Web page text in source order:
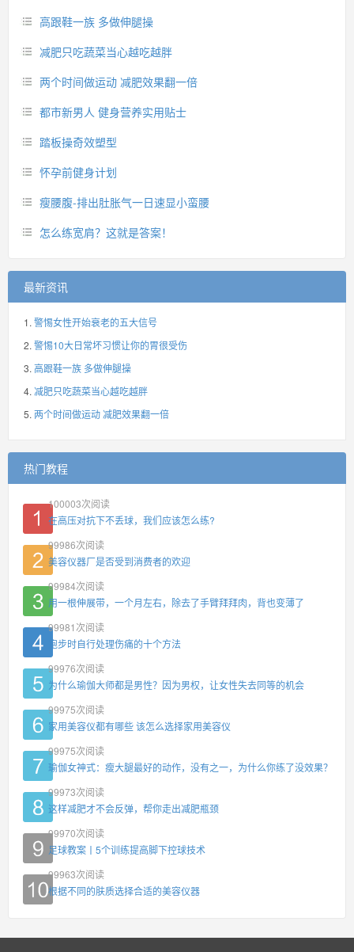
高跟鞋一族 多做伸腿操
减肥只吃蔬菜当心越吃越胖
两个时间做运动 减肥效果翻一倍
都市新男人 健身营养实用贴士
踏板操奇效塑型
怀孕前健身计划
瘦腰腹-排出肚胀气一日速显小蛮腰
怎么练宽肩？这就是答案！
最新资讯
警惕女性开始衰老的五大信号
警惕10大日常坏习惯让你的胃很受伤
高跟鞋一族 多做伸腿操
减肥只吃蔬菜当心越吃越胖
两个时间做运动 减肥效果翻一倍
热门教程
100003次阅读
在高压对抗下不丢球，我们应该怎么练?
99986次阅读
美容仪器厂是否受到消费者的欢迎
99984次阅读
用一根伸展带，一个月左右，除去了手臂拜拜肉，背也变薄了
99981 次阅读
跑步时自行处理伤痛的十个方法
99976次阅读
为什么瑜伽大师都是男性？因为男权，让女性失去同等的机会
99975次阅读
家用美容仪都有哪些 该怎么选择家用美容仪
99975次阅读
瑜伽女神式：瘦大腿最好的动作，没有之一，为什么你练了没效果？
99973次阅读
这样减肥才不会反弹，帮你走出减肥瓶颈
99970次阅读
足球教案丨5个训练提高脚下控球技术
99963次阅读
根据不同的肤质选择合适的美容仪器